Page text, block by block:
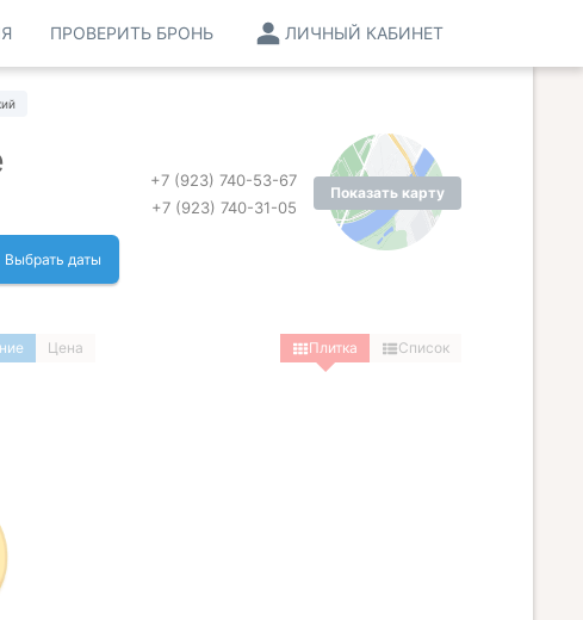
ЛИЧНЫЙ КАБИНЕТ
ПРОВЕРИТЬ БРОНЬ
Показать карту
+7 (923) 740-53-67
+7 (923) 740-31-05
Выбрать даты
Цена Плитка Список